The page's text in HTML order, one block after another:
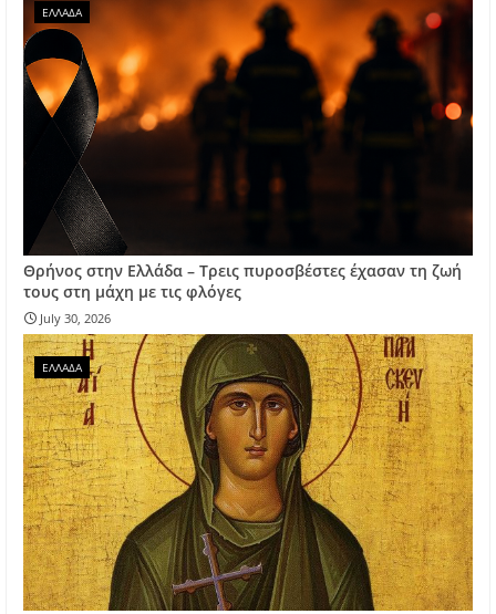
ΕΛΛΑΔΑ
Θρήνος στην Ελλάδα – Τρεις πυροσβέστες έχασαν τη ζωή
τους στη μάχη με τις φλόγες
July 30, 2026
ΕΛΛΑΔΑ